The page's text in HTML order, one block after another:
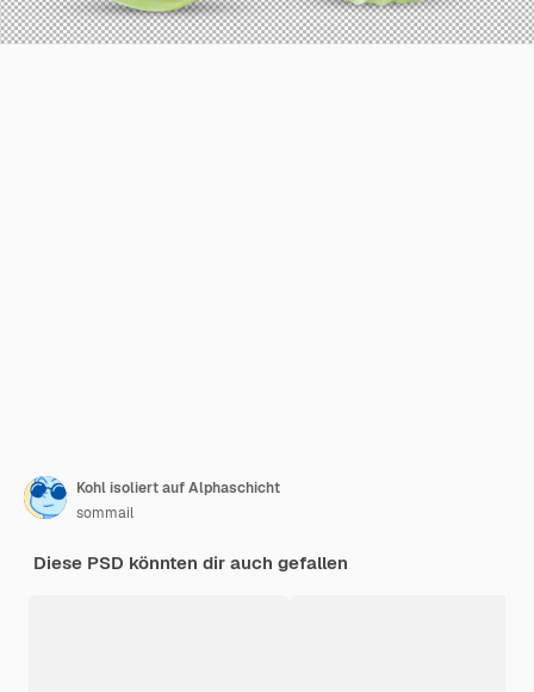
Kohl isoliert auf Alphaschicht
sommail
Diese PSD könnten dir auch gefallen